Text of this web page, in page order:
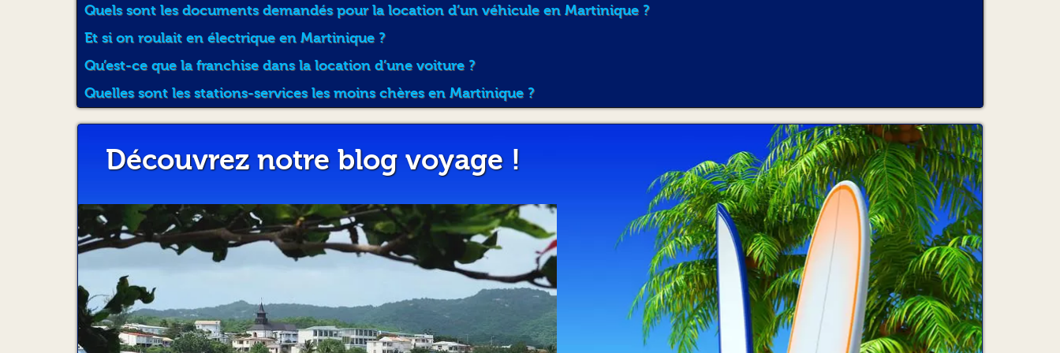
toutefois des infractions qui résulteraient d'une faute incombant au loueur. Toutefois le montant de
facture sera délivrée au loueur, celle-ci pourra lui être délivrée en agence ou par mail.
L'inobservation de l'article 5 du présent contrat entraînera, outre les frais répétables et intérêts
moratoires, l'application, à titre de clause pénale, d'une indemnité fixée forfaitairement à vingt pour
cent (20 %) des sommes restant effectivement dues, conformément aux dispositions de l'art. 1229
du Code Civil.
ARTICLE 7 : ASSURANCE :
Seuls le client et les conducteurs agréés par JPM LOCATION AUTOMOBILES conformément aux
articles 1 et 4 peuvent se prévaloir de la qualité d'assuré. Le client et tout client avisé autorisé
s'engagent donc à participer comme assurés au bénéfice d'une police d'assurance automobile dont
copie est à la disposition du client au principal établissement du loueur. Cette police couvre les
dommages en illimité contre les tiers suivant la réglementation en vigueur dans le pays où le
véhicule est immatriculé. Le client donne par le présent contrat son accord à ladite police et
Quels sont les documents demandés pour la location d’un véhicule en Martinique ?
Et si on roulait en électrique en Martinique ?
Qu’est-ce que la franchise dans la location d’une voiture ?
Quelles sont les stations-services les moins chères en Martinique ?
Découvrez notre blog voyage !